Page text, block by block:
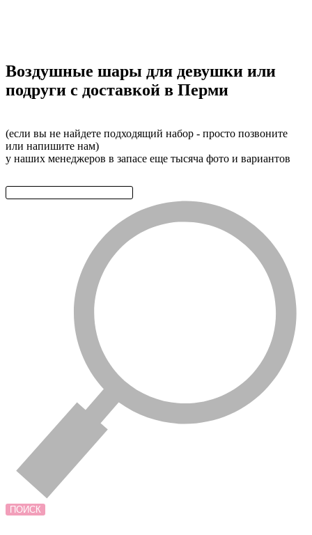
Воздушные шары для девушки или
подруги с доставкой в Перми
(если вы не найдете подходящий набор - просто позвоните
или напишите нам)
у наших менеджеров в запасе еще тысяча фото и вариантов
ПОИСК